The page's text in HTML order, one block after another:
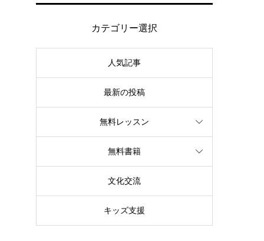
カテゴリー選択
人気記事
最新の投稿
無料レッスン
無料書籍
文化交流
キッズ支援